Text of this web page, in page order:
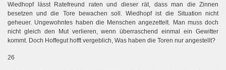
Wiedhopf lässt Ratefreund raten und dieser rät, dass man die Zinnen
besetzen und die Tore bewachen soll. Wiedhopf ist die Situation nicht
geheuer. Ungewohntes haben die Menschen angezettelt. Man muss doch
nicht gleich den Mut verlieren, wenn überraschend einmal ein Gewitter
kommt. Doch Hoffegut hofft vergeblich, Was haben die Toren nur angestellt?
26